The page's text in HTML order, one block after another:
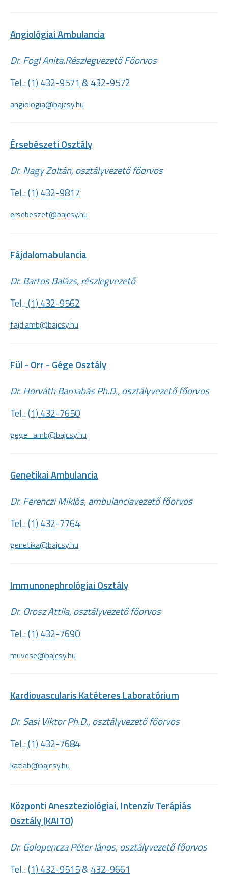
Angiológiai Ambulancia
Dr. Fogl Anita.Részlegvezető Főorvos
Tel.:(1) 432-9571 & 432-9572
angiologia@bajcsy.hu
Érsebészeti Osztály
Dr. Nagy Zoltán, osztályvezető főorvos
Tel.:(1) 432-9817
ersebeszet@bajcsy.hu
Fájdalomabulancia
Dr. Bartos Balázs, részlegvezető
Tel.:(1) 432-9562
fajd.amb@bajcsy.hu
Fül - Orr - Gége Osztály
Dr. Horváth Barnabás Ph.D., osztályvezető főorvos
Tel.:(1) 432-7650
gege_amb@bajcsy.hu
Genetikai Ambulancia
Dr. Ferenczi Miklós, ambulanciavezető főorvos
Tel.:(1) 432-7764
genetika@bajcsy.hu
Immunonephrológiai Osztály
Dr. Orosz Attila, osztályvezető főorvos
Tel.:(1) 432-7690
muvese@bajcsy.hu
Kardiovascularis Katéteres Laboratórium
Dr. Sasi Viktor Ph.D., osztályvezető főorvos
Tel.:(1) 432-7684
katlab@bajcsy.hu
Központi Aneszteziológiai, Intenzív Terápiás
Osztály (KAITO)
Dr. Golopencza Péter János, osztályvezető főorvos
Tel.:(1) 432-9515& 432-9661